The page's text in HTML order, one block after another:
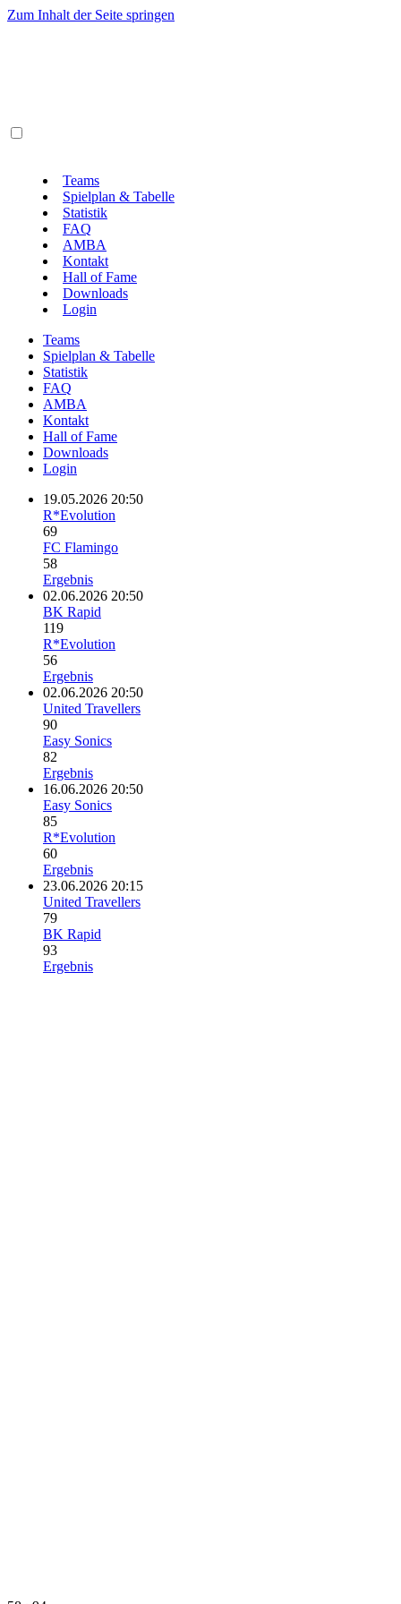
Zum Inhalt der Seite springen
Teams
Spielplan & Tabelle
Statistik
FAQ
AMBA
Kontakt
Hall of Fame
Downloads
Login
Teams
Spielplan & Tabelle
Statistik
FAQ
AMBA
Kontakt
Hall of Fame
Downloads
Login
19.05.2026 20:50
R*Evolution
69
FC Flamingo
58
Ergebnis
02.06.2026 20:50
BK Rapid
119
R*Evolution
56
Ergebnis
02.06.2026 20:50
United Travellers
90
Easy Sonics
82
Ergebnis
16.06.2026 20:50
Easy Sonics
85
R*Evolution
60
Ergebnis
23.06.2026 20:15
United Travellers
79
BK Rapid
93
Ergebnis